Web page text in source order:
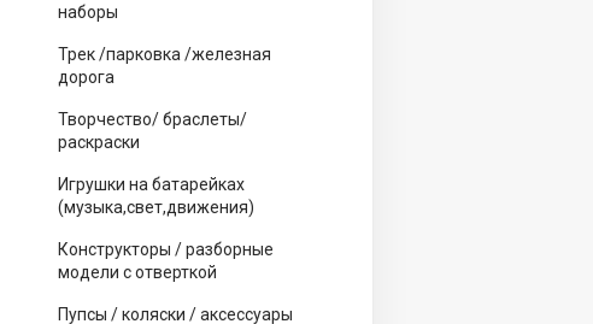
наборы
Трек /парковка /железная
дорога
Творчество/ браслеты/
раскраски
Игрушки на батарейках
(музыка,свет,движения)
Конструкторы / разборные
модели с отверткой
Пупсы / коляски / аксессуары